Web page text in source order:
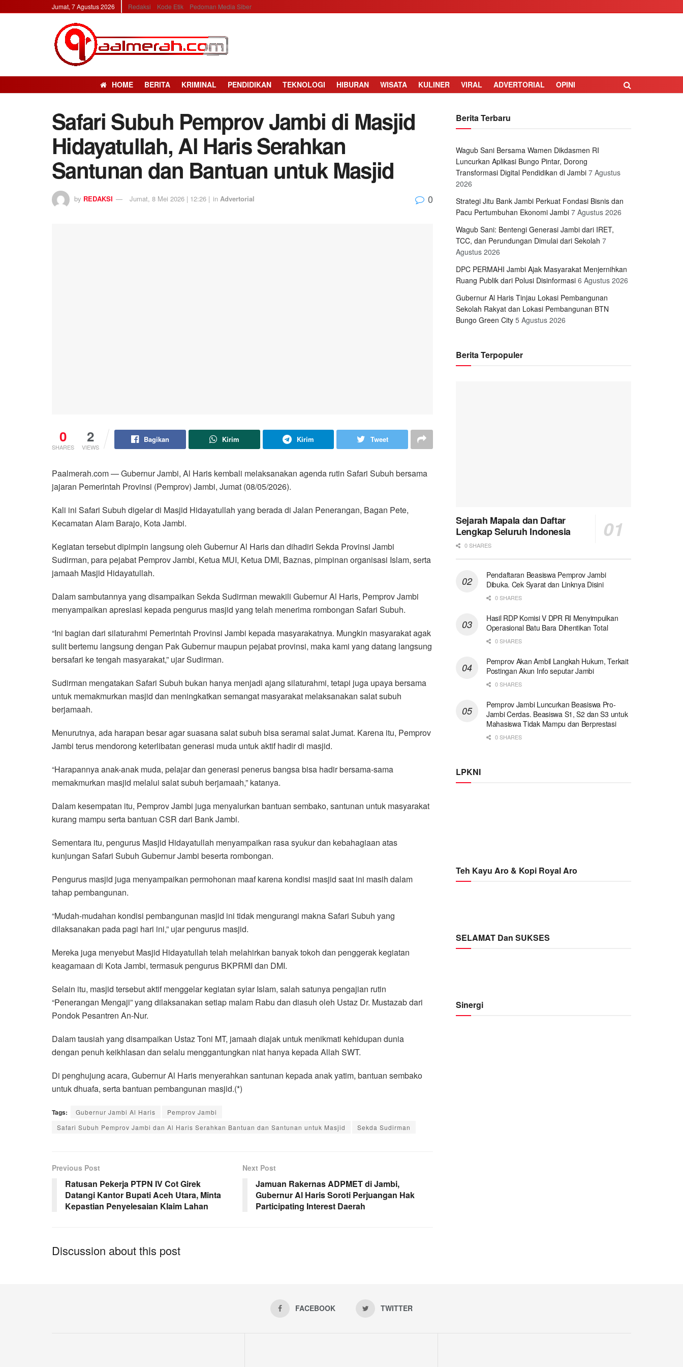
Jumat, 7 Agustus 2026 Redaksi Kode Etik Pedoman Media Siber
HOME BERITA KRIMINAL PENDIDIKAN TEKNOLOGI HIBURAN WISATA KULINER VIRAL ADVERTORIAL OPINI
Safari Subuh Pemprov Jambi di Masjid
Hidayatullah, Al Haris Serahkan
Santunan dan Bantuan untuk Masjid
by REDAKSI Jumat, 8 Mei 2026 | 12:26 | in Advertorial 0
0
SHARES
2
VIEWS
Bagikan Kirim Kirim Tweet
Paalmerah.com — Gubernur Jambi, Al Haris kembali melaksanakan agenda rutin Safari Subuh bersama
jajaran Pemerintah Provinsi (Pemprov) Jambi, Jumat (08/05/2026).
Kali ini Safari Subuh digelar di Masjid Hidayatullah yang berada di Jalan Penerangan, Bagan Pete,
Kecamatan Alam Barajo, Kota Jambi.
Kegiatan tersebut dipimpin langsung oleh Gubernur Al Haris dan dihadiri Sekda Provinsi Jambi
Sudirman, para pejabat Pemprov Jambi, Ketua MUI, Ketua DMI, Baznas, pimpinan organisasi Islam, serta
jamaah Masjid Hidayatullah.
Dalam sambutannya yang disampaikan Sekda Sudirman mewakili Gubernur Al Haris, Pemprov Jambi
menyampaikan apresiasi kepada pengurus masjid yang telah menerima rombongan Safari Subuh.
“Ini bagian dari silaturahmi Pemerintah Provinsi Jambi kepada masyarakatnya. Mungkin masyarakat agak
sulit bertemu langsung dengan Pak Gubernur maupun pejabat provinsi, maka kami yang datang langsung
bersafari ke tengah masyarakat,” ujar Sudirman.
Sudirman mengatakan Safari Subuh bukan hanya menjadi ajang silaturahmi, tetapi juga upaya bersama
untuk memakmurkan masjid dan meningkatkan semangat masyarakat melaksanakan salat subuh
berjamaah.
Menurutnya, ada harapan besar agar suasana salat subuh bisa seramai salat Jumat. Karena itu, Pemprov
Jambi terus mendorong keterlibatan generasi muda untuk aktif hadir di masjid.
“Harapannya anak-anak muda, pelajar dan generasi penerus bangsa bisa hadir bersama-sama
memakmurkan masjid melalui salat subuh berjamaah,” katanya.
Dalam kesempatan itu, Pemprov Jambi juga menyalurkan bantuan sembako, santunan untuk masyarakat
kurang mampu serta bantuan CSR dari Bank Jambi.
Sementara itu, pengurus Masjid Hidayatullah menyampaikan rasa syukur dan kebahagiaan atas
kunjungan Safari Subuh Gubernur Jambi beserta rombongan.
Pengurus masjid juga menyampaikan permohonan maaf karena kondisi masjid saat ini masih dalam
tahap pembangunan.
“Mudah-mudahan kondisi pembangunan masjid ini tidak mengurangi makna Safari Subuh yang
dilaksanakan pada pagi hari ini,” ujar pengurus masjid.
Mereka juga menyebut Masjid Hidayatullah telah melahirkan banyak tokoh dan penggerak kegiatan
keagamaan di Kota Jambi, termasuk pengurus BKPRMI dan DMI.
Selain itu, masjid tersebut aktif menggelar kegiatan syiar Islam, salah satunya pengajian rutin
“Penerangan Mengaji” yang dilaksanakan setiap malam Rabu dan diasuh oleh Ustaz Dr. Mustazab dari
Pondok Pesantren An-Nur.
Dalam tausiah yang disampaikan Ustaz Toni MT, jamaah diajak untuk menikmati kehidupan dunia
dengan penuh keikhlasan dan selalu menggantungkan niat hanya kepada Allah SWT.
Di penghujung acara, Gubernur Al Haris menyerahkan santunan kepada anak yatim, bantuan sembako
untuk dhuafa, serta bantuan pembangunan masjid.(*)
Tags: Gubernur Jambi Al Haris
Pemprov Jambi
Safari Subuh Pemprov Jambi dan Al Haris Serahkan Bantuan dan Santunan untuk Masjid
Sekda Sudirman
Previous Post
Ratusan Pekerja PTPN IV Cot Girek
Datangi Kantor Bupati Aceh Utara, Minta
Kepastian Penyelesaian Klaim Lahan
Next Post
Jamuan Rakernas ADPMET di Jambi,
Gubernur Al Haris Soroti Perjuangan Hak
Participating Interest Daerah
Discussion about this post
Berita Terbaru
Wagub Sani Bersama Wamen Dikdasmen RI
Luncurkan Aplikasi Bungo Pintar, Dorong
Transformasi Digital Pendidikan di Jambi 7 Agustus
2026
Strategi Jitu Bank Jambi Perkuat Fondasi Bisnis dan
Pacu Pertumbuhan Ekonomi Jambi 7 Agustus 2026
Wagub Sani: Bentengi Generasi Jambi dari IRET,
TCC, dan Perundungan Dimulai dari Sekolah 7
Agustus 2026
DPC PERMAHI Jambi Ajak Masyarakat Menjernihkan
Ruang Publik dari Polusi Disinformasi 6 Agustus 2026
Gubernur Al Haris Tinjau Lokasi Pembangunan
Sekolah Rakyat dan Lokasi Pembangunan BTN
Bungo Green City 5 Agustus 2026
Berita Terpopuler
Sejarah Mapala dan Daftar
Lengkap Seluruh Indonesia
0 SHARES
Pendaftaran Beasiswa Pemprov Jambi
Dibuka. Cek Syarat dan Linknya Disini
0 SHARES
Hasil RDP Komisi V DPR RI Menyimpulkan
Operasional Batu Bara Dihentikan Total
0 SHARES
Pemprov Akan Ambil Langkah Hukum, Terkait
Postingan Akun Info seputar Jambi
0 SHARES
Pemprov Jambi Luncurkan Beasiswa Pro-
Jambi Cerdas. Beasiswa S1, S2 dan S3 untuk
Mahasiswa Tidak Mampu dan Berprestasi
0 SHARES
LPKNI
Teh Kayu Aro & Kopi Royal Aro
SELAMAT Dan SUKSES
Sinergi
FACEBOOK TWITTER